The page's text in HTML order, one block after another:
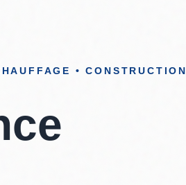
• CONSTRUCTION